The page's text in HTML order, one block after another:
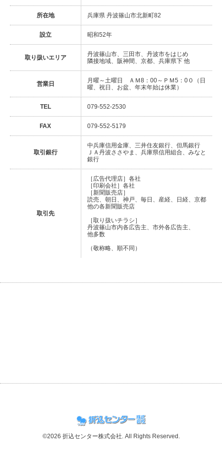
所在地 兵庫県 丹波篠山市北新町82
設立 昭和52年
取り扱いエリア
丹波篠山市、三田市、丹波市をはじめ
隣接地域、阪神間、京都、兵庫県下 他
営業日
月曜～土曜日 ＡＭ8：00～ＰＭ5：0０（日
曜、祝日、お盆、年末年始は休業）
TEL 079-552-2530
FAX 079-552-5179
取引銀行
中兵庫信用金庫、三井住友銀行、但馬銀行
ＪＡ丹波ささやま、兵庫県信用組合、みなと
銀行
取引先
［広告代理店］各社
［印刷会社］各社
［新聞販売店］
読売、朝日、神戸、毎日、産経、日経、京都
他の各新聞販売店
［取り扱いチラシ］
丹波篠山市内各広告主、市外各広告主、
他多数
（敬称略、順不同）
©2026 折込センター株式会社 . All Rights Reserved.